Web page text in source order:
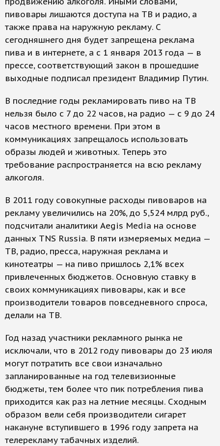
пивовары лишаются доступа на ТВ и радио, а
также права на наружную рекламу. С
сегодняшнего дня будет запрещена реклама
пива и в интернете, а с 1 января 2013 года — в
прессе, соответствующий закон в прошедшие
выходные подписал президент Владимир Путин.
В последние годы рекламировать пиво на ТВ
нельзя было с 7 до 22 часов, на радио — с 9 до 24
часов местного времени. При этом в
коммуникациях запрещалось использовать
образы людей и животных. Теперь это
требование распространяется на всю рекламу
алкоголя.
В 2011 году совокупные расходы пивоваров на
рекламу увеличились на 20%, до 5,524 млрд руб.,
подсчитали аналитики Aegis Media на основе
данных TNS Russia. В пяти измеряемых медиа —
ТВ, радио, пресса, наружная реклама и
кинотеатры — на пиво пришлось 2,1% всех
привлеченных бюджетов. Основную ставку в
своих коммуникациях пивовары, как и все
производители товаров повседневного спроса,
делали на ТВ.
Год назад участники рекламного рынка не
исключали, что в 2012 году пивовары до 23 июля
могут потратить все свои изначально
запланированные на год телевизионные
бюджеты, тем более что пик потребления пива
приходится как раз на летние месяцы. Сходным
образом вели себя производители сигарет
накануне вступившего в 1996 году запрета на
телерекламу табачных изделий.